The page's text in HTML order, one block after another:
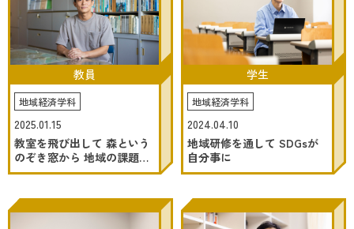
教員
地域経済学科
2025.01.15
教室を飛び出して 森という
のぞき窓から 地域の課題に
迫る。
学生
地域経済学科
2024.04.10
地域研修を通して SDGsが
自分事に